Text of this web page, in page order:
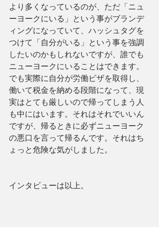
より多くなっているのが、ただ「ニュ
ーヨークにいる」という事がブランデ
ィングになっていて、ハッシュタグを
つけて「自分がいる」という事を強調
したいのかもしれないですが、誰でも
ニューヨークにいることはできます。
でも実際に自分が労働ビザを取得し、
働いて税金を納める段階になって、現
実はとても厳しいので帰ってしまう人
も中にはいます。それはそれでいいん
ですが、帰るときに必ずニューヨーク
の悪口を言って帰るんです。それはち
ょっと危険な気がしました。
インタビューは以上。